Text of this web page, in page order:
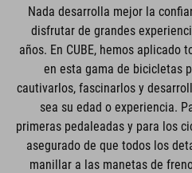
Nada desarrolla mejor la
disfrutar de grandes
años. En CUBE, hemos aplicado
en esta gama de bicicletas
cautivarlos, fascinarlos y
sea su edad o experiencia.
primeras pedaleadas y para los
asegurado de que todos los
manillar a las manetas de